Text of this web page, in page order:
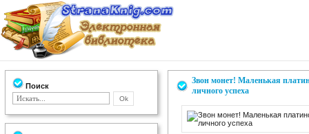
Поиск
Звон монет! Маленькая
личного успеха